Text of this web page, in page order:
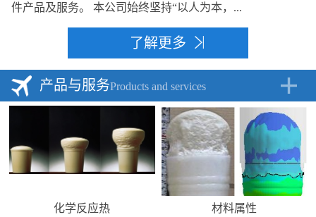
件产品及服务。 本公司始终坚持“以人为本，...
了解更多
产品与服务Products and services
化学反应热 材料属性